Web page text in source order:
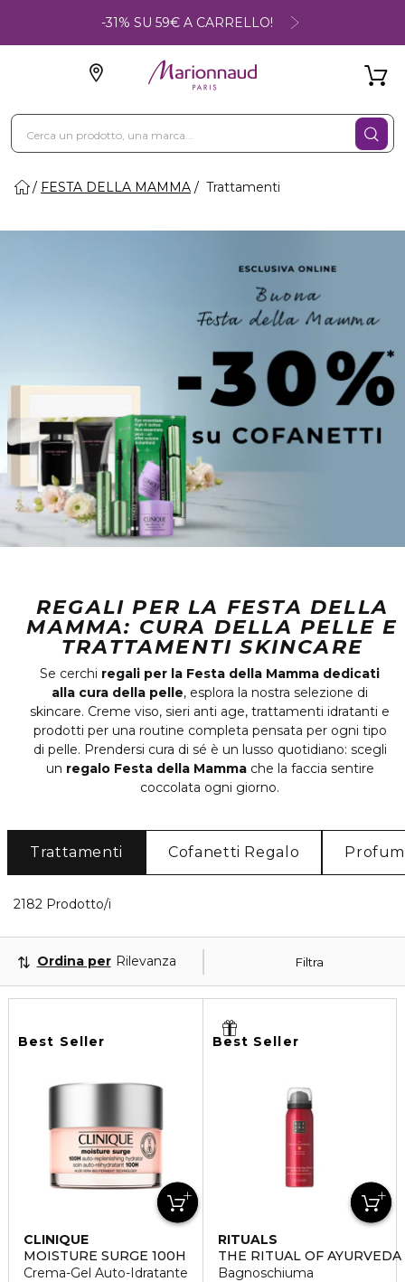
-31% SU 59€ A CARRELLO!
FESTA DELLA MAMMA Trattamenti
REGALI PER LA FESTA DELLA
MAMMA: CURA DELLA PELLE E
TRATTAMENTI SKINCARE
Se cerchi regali per la Festa della Mamma dedicati
alla cura della pelle, esplora la nostra selezione di
skincare. Creme viso, sieri anti age, trattamenti idratanti e
prodotti per una routine completa pensata per ogni tipo
di pelle. Prendersi cura di sé è un lusso quotidiano: scegli
un regalo Festa della Mammache la faccia sentire
coccolata ogni giorno.
Trattamenti Cofanetti Regalo
2182 Prodotto/i
Filtra
Ordina per Rilevanza
Best Seller
CLINIQUE
MOISTURE SURGE 100H
Crema-Gel Auto-Idratante
Best Seller
RITUALS
THE RITUAL OF AYURVEDA
Bagnoschiuma